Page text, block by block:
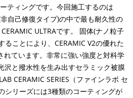
ティングです。今回施工するのは
非自己修復タイプ)の中で最も耐久性の
ULTRAです。 固体(ナノ粒子
ることにより、CERAMIC V2の優れた
れています。非常に強い強度と対科学
沢と撥水性を生み出すセラミック被膜
CERAMIC SERIES（ファインラボ セ
シリーズには3種類のコーティングが